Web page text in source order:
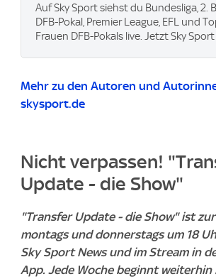
Auf Sky Sport siehst du Bundesliga, 2.
DFB-Pokal, Premier League, EFL und
Frauen DFB-Pokals live. Jetzt Sky
Mehr zu den Autoren und
skysport.de
Nicht verpassen!
Update - die Show"
"Transfer Update - die Show" ist
montags und donnerstags um 18
Sky Sport News und im Stream in
App. Jede Woche beginnt